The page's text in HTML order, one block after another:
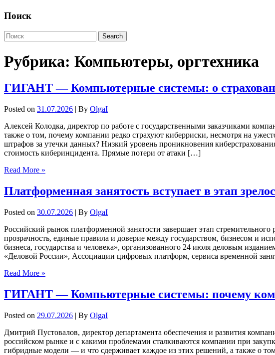
Поиск
Рубрика: Компьютеры, оргтехника
ГИГАНТ — Компьютерные системы: о
Posted on 31.07.2026 | By OlgaI
Алексей Колодка, директор по работе с государственными заказчиками
также о том, почему компании редко страхуют киберриски, несмотря на
штрафов за утечки данных? Низкий уровень проникновения
стоимость киберинцидента. Прямые потери от атаки […]
Read More »
Платформенная занятость вступает в этап
Posted on 30.07.2026 | By OlgaI
Российский рынок платформенной занятости завершает этап
прозрачность, единые правила и доверие между государством, бизнесом и
бизнеса, государства и человека», организованного 24 июля деловым
«Деловой России», Ассоциации цифровых платформ, сервиса временной
Read More »
ГИГАНТ — Компьютерные системы: почему
Posted on 29.07.2026 | By OlgaI
Дмитрий Пустовалов, директор департамента обеспечения и развития
российском рынке и с какими проблемами сталкиваются компании при
гибридные модели — и что сдерживает каждое из этих решений, а также о